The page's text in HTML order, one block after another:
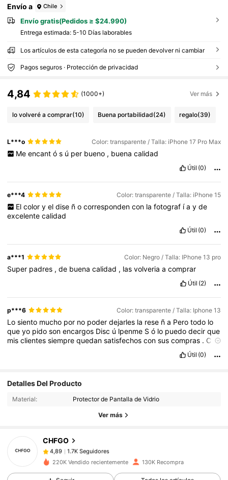
Envío a Chile
Envío gratis(Pedidos ≥ $24.990)
Entrega estimada: 5-10 Días laborables
Los artículos de esta categoría no se pueden devolver ni cambiar
Pagos seguros · Protección de privacidad
4,84 (1000+) Ver más
lo volveré a comprar(10) Buena portabilidad(24) regalo(39)
L***o Color: transparente / Talla: iPhone 17 Pro Max
Me encant ó s ú per bueno , buena calidad
Útil (0)
e***4 Color: transparente / Talla: iPhone 15
El color y el dise ñ o corresponden con la fotograf ía y de
excelentecalidad
Útil (0)
a***1 Color: Negro / Talla: IPhone 13 pro
Super padres ,de buenacalidad , lasvolveriaacomprar
Útil (2)
p***6 Color: transparente / Talla: Iphone 13
Losiento mucho por no poderdejarles la rese ña Perotodo lo
queyo pidosonencargos Disc ú lpenme Só lo puedodecirque
misclientessiemprequedansatisfechosconsuscompras . C ó
pedidos
SHEINLOS
Útil (0)
Detalles Del Producto
Material: Protector de Pantalla de Vidrio
Ver más
CHFGO
4,89
1.7K Seguidores
r***6 pagóHace 1 día
1.7K Seguidores
220K Vendido recientemente 130K Recompra